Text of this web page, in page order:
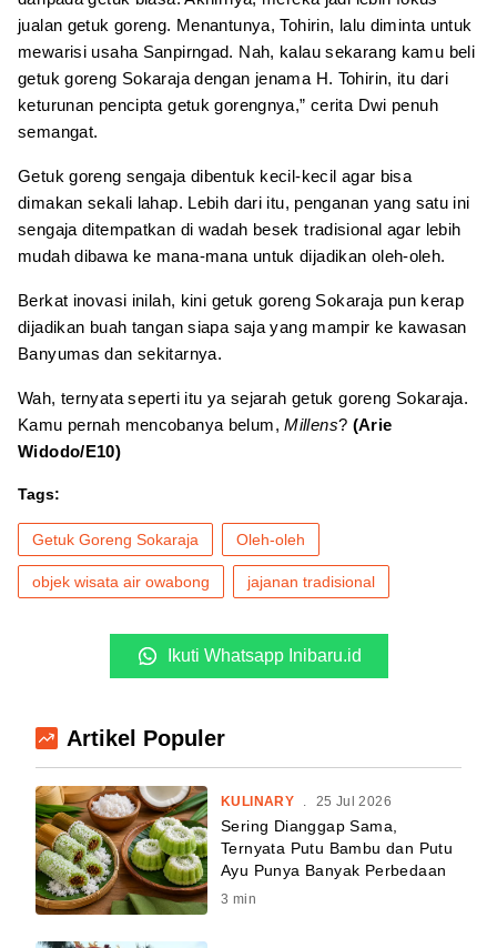
jualan getuk goreng. Menantunya, Tohirin, lalu diminta untuk
mewarisi usaha Sanpirngad. Nah, kalau sekarang kamu beli
getuk goreng Sokaraja dengan jenama H. Tohirin, itu dari
keturunan pencipta getuk gorengnya,” cerita Dwi penuh
semangat.
Getuk goreng sengaja dibentuk kecil-kecil agar bisa
dimakan sekali lahap. Lebih dari itu, penganan yang satu ini
sengaja ditempatkan di wadah besek tradisional agar lebih
mudah dibawa ke mana-mana untuk dijadikan oleh-oleh.
Berkat inovasi inilah, kini getuk goreng Sokaraja pun kerap
dijadikan buah tangan siapa saja yang mampir ke kawasan
Banyumas dan sekitarnya.
Wah, ternyata seperti itu ya sejarah getuk goreng Sokaraja.
Kamu pernah mencobanya belum,Millens? (Arie
Widodo/E10)
Tags:
Getuk Goreng Sokaraja Oleh-oleh
objek wisata air owabong jajanan tradisional
Ikuti Whatsapp Inibaru.id
Artikel Populer
KULINARY . 25 Jul 2026
Sering Dianggap Sama,
Ternyata Putu Bambu dan Putu
Ayu Punya Banyak Perbedaan
3 min